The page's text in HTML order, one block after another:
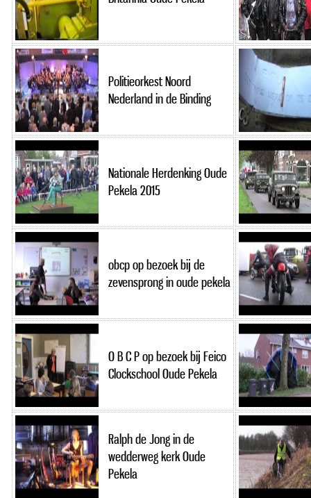
Politieorkest Noord
Nederland in de Binding
Nationale Herdenking Oude
Pekela 2015
obcp op bezoek bij de
zevensprong in oude pekela
O B C P op bezoek bij Feico
Clockschool Oude Pekela
Ralph de Jong in de
wedderweg kerk Oude
Pekela